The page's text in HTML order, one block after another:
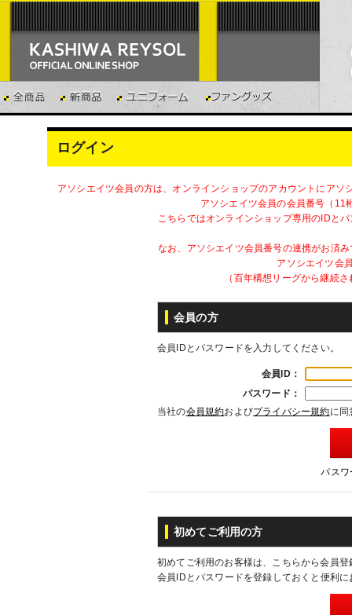
ログイン
アソシエイツ会員の方は、オンラインショップのアカウントにア
アソシエイツ会員の会員番号（11
こちらではオンラインショップ専用のIDと
なお、アソシエイツ会員番号の連携がお済
アソシエイツ会
（百年構想リーグから継続
会員の方
会員IDとパスワードを入力してください。
会員ID：
パスワード：
当社の会員規約およびプライバシー規約に同
パスワ
初めてご利用の方
初めてご利用のお客様は、こちらから会員
会員IDとパスワードを登録しておくと便利